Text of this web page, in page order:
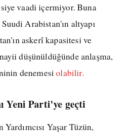
vaadi içermiyor. Buna
Arabistan'ın altyapı
askerî kapasitesi ve
düşünüldüğünde anlaşma,
denemesiolabilir.
Yeni Parti'ye geçti
Yaşar Tüzün,